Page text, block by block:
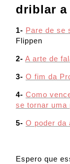
driblar a
1- Pare de se
Flippen
2- A arte de
3- O fim da
4- Como
se tornar uma
5- O poder da
Espero que